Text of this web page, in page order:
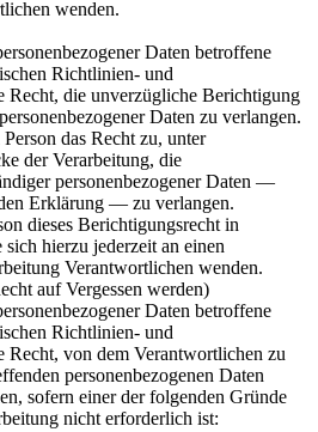
wenden.
Daten betroffene
Richtlinien- und
Recht, die unverzügliche Berichtigung
Daten zu verlangen.
das Recht zu, unter
der Verarbeitung, die
personenbezogener Daten —
Erklärung — zu verlangen.
dieses Berichtigungsrecht in
hierzu jederzeit an einen
Verantwortlichen wenden.
auf Vergessen werden)
Daten betroffene
Richtlinien- und
Recht, von dem Verantwortlichen zu
personenbezogenen Daten
sofern einer der folgenden Gründe
nicht erforderlich ist: